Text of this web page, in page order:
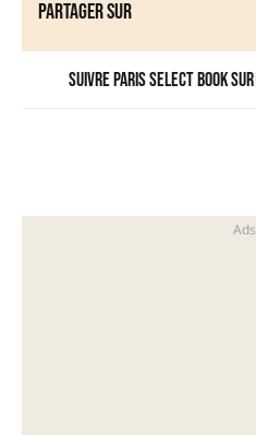
Partager sur
Suivre Paris Select Book sur